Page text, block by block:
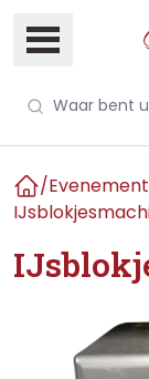
Home
/